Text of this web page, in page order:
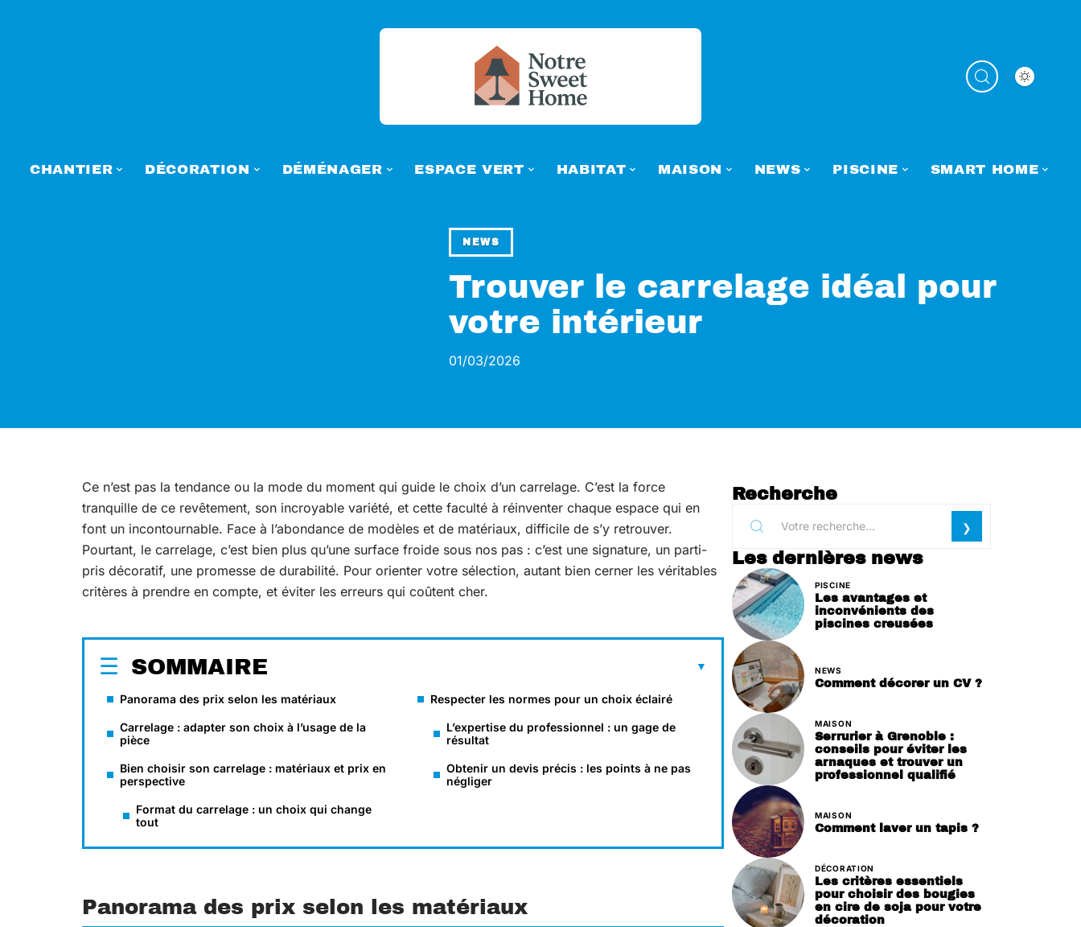
CHANTIER DÉCORATION DÉMÉNAGER ESPACE VERT HABITAT MAISON NEWS PISCINE SMART HOME
NEWS
Trouver le carrelage idéal pour
votre intérieur
01/03/2026
Ce n’est pas la tendance ou la mode du moment qui guide le choix d’un carrelage. C’est la force
tranquille de ce revêtement, son incroyable variété, et cette faculté à réinventer chaque espace qui en
font un incontournable. Face à l’abondance de modèles et de matériaux, difficile de s’y retrouver.
Pourtant, le carrelage, c’est bien plus qu’une surface froide sous nos pas : c’est une signature, un parti-
pris décoratif, une promesse de durabilité. Pour orienter votre sélection, autant bien cerner les véritables
critères à prendre en compte, et éviter les erreurs qui coûtent cher.
SOMMAIRE
Panorama des prix selon les matériaux
Carrelage : adapter son choix à l’usage de la
pièce
Bien choisir son carrelage : matériaux et prix en
perspective
Format du carrelage : un choix qui change
tout
Respecter les normes pour un choix éclairé
L’expertise du professionnel : un gage de
résultat
Obtenir un devis précis : les points à ne pas
négliger
Panorama des prix selon les matériaux
Recherche
Les dernières news
PISCINE
Les avantages et
inconvénients des
piscines creusées
NEWS
Comment décorer un CV ?
MAISON
Serrurier à Grenoble :
conseils pour éviter les
arnaques et trouver un
professionnel qualifié
MAISON
Comment laver un tapis ?
DÉCORATION
Les critères essentiels
pour choisir des bougies
en cire de soja pour votre
décoration